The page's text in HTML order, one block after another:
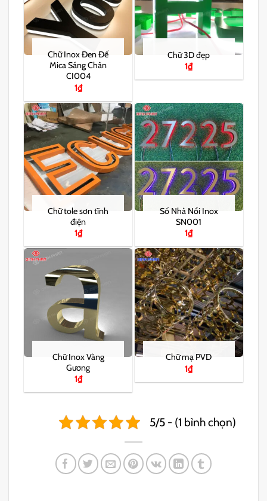
Chữ Inox Đen Đế
Mica Sáng Chân
CI004
1₫
Chữ 3D đẹp
1₫
Chữ tole sơn tĩnh
điện
1₫
Số Nhà Nổi Inox
SN001
1₫
Chữ Inox Vàng
Gương
1₫
Chữ mạ PVD
1₫
5/5 - (1 bình chọn)